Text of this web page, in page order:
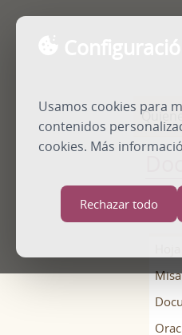
Usamos cookies para
contenidos
cookies. Más
Rechazar todo